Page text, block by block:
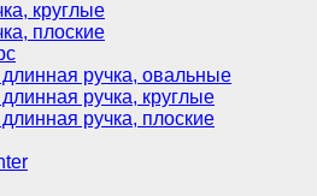
круглые
плоские
ручка, овальные
ручка, круглые
ручка, плоские